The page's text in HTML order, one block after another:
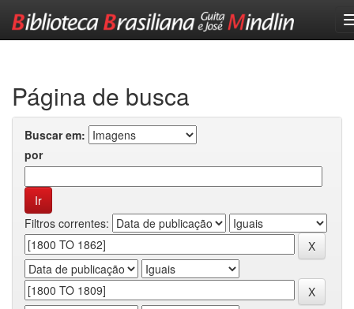
Página de busca
Buscar em:
por
Filtros correntes: